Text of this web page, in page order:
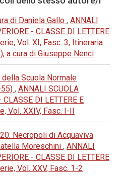
di Daniela Gallo , ANNALI
- CLASSE DI LETTERE
Vol. XI, Fasc. 3, Itineraria
a cura di Giuseppe Nenci
Scuola Normale
, ANNALI SCUOLA
DI LETTERE E
Vol. XXIV, Fasc. I-II
Necropoli di Acquaviva
Moreschini , ANNALI
- CLASSE DI LETTERE
Vol. XXV, Fasc. 1-2